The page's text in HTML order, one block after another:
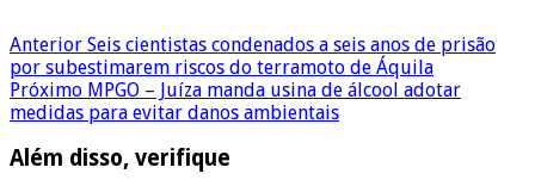
Anterior Seis cientistas condenados a seis anos de prisão
por subestimarem riscos do terramoto de Áquila
Próximo MPGO – Juíza manda usina de álcool adotar
medidas para evitar danos ambientais
Além disso, verifique